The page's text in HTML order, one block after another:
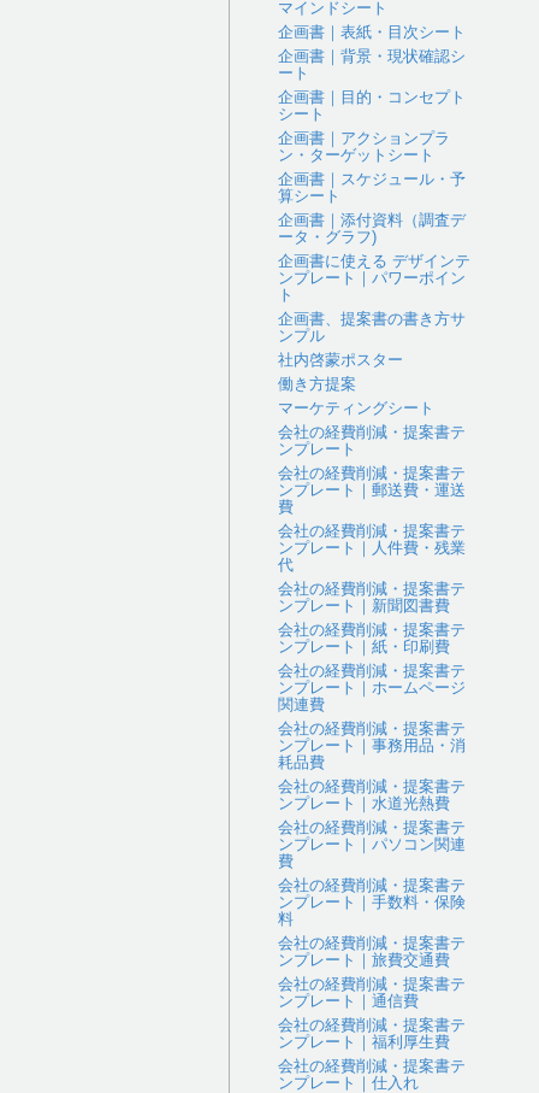
マインドシート
企画書｜表紙・目次シート
企画書｜背景・現状確認シ
ート
企画書｜目的・コンセプト
シート
企画書｜アクションプラ
ン・ターゲットシート
企画書｜スケジュール・予
算シート
企画書｜添付資料（調査デ
ータ・グラフ)
企画書に使える デザインテ
ンプレート｜パワーポイン
ト
企画書、提案書の書き方サ
ンプル
社内啓蒙ポスター
働き方提案
マーケティングシート
会社の経費削減・提案書テ
ンプレート
会社の経費削減・提案書テ
ンプレート｜郵送費・運送
費
会社の経費削減・提案書テ
ンプレート｜人件費・残業
代
会社の経費削減・提案書テ
ンプレート｜新聞図書費
会社の経費削減・提案書テ
ンプレート｜紙・印刷費
会社の経費削減・提案書テ
ンプレート｜ホームページ
関連費
会社の経費削減・提案書テ
ンプレート｜事務用品・消
耗品費
会社の経費削減・提案書テ
ンプレート｜水道光熱費
会社の経費削減・提案書テ
ンプレート｜パソコン関連
費
会社の経費削減・提案書テ
ンプレート｜手数料・保険
料
会社の経費削減・提案書テ
ンプレート｜旅費交通費
会社の経費削減・提案書テ
ンプレート｜通信費
会社の経費削減・提案書テ
ンプレート｜福利厚生費
会社の経費削減・提案書テ
ンプレート｜仕入れ